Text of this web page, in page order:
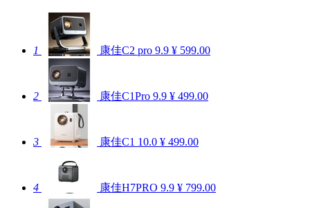
1 康佳C2 pro 9.9 ¥ 599.00
2 康佳C1Pro 9.9 ¥ 499.00
3 康佳C1 10.0 ¥ 499.00
4 康佳H7PRO 9.9 ¥ 799.00